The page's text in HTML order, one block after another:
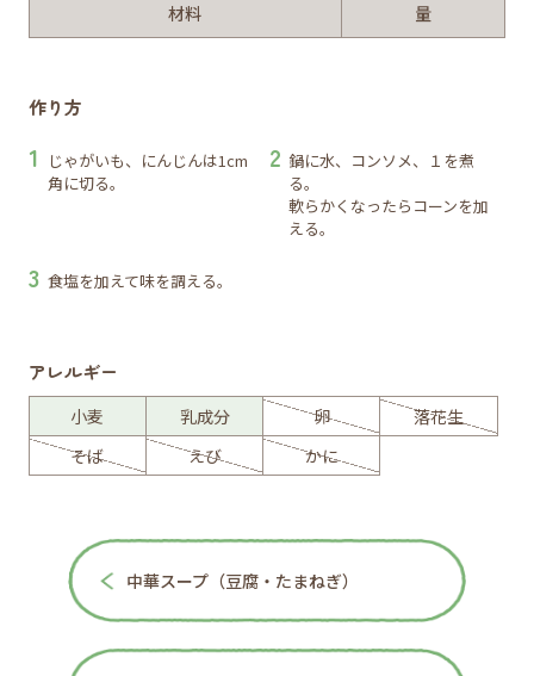
材料 量
作り方
じゃがいも、にんじんは1cm
角に切る。
鍋に水、コンソメ、１を煮
る。
軟らかくなったらコーンを加
える。
食塩を加えて味を調える。
アレルギー
小麦 乳成分 卵
落花生
そば
えび かに
中華スープ（豆腐・たまねぎ）